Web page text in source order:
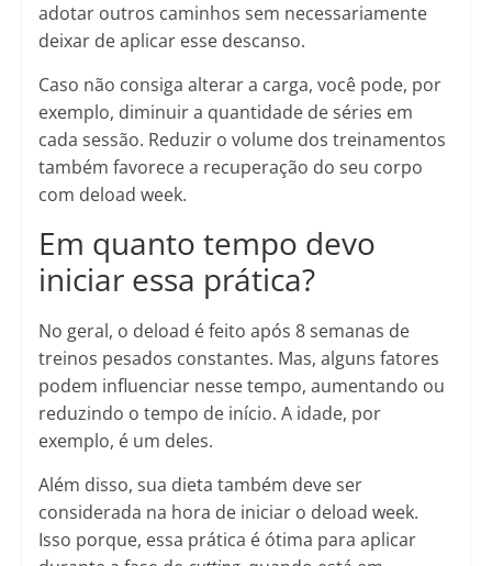
adotar outros caminhos sem necessariamente
deixar de aplicar esse descanso.
Caso não consiga alterar a carga, você pode, por
exemplo, diminuir a quantidade de séries em
cada sessão. Reduzir o volume dos treinamentos
também favorece a recuperação do seu corpo
com deload week.
Em quanto tempo devo
iniciar essa prática?
No geral, o deload é feito após 8 semanas de
treinos pesados constantes. Mas, alguns fatores
podem influenciar nesse tempo, aumentando ou
reduzindo o tempo de início. A idade, por
exemplo, é um deles.
Além disso, sua dieta também deve ser
considerada na hora de iniciar o deload week.
Isso porque, essa prática é ótima para aplicar